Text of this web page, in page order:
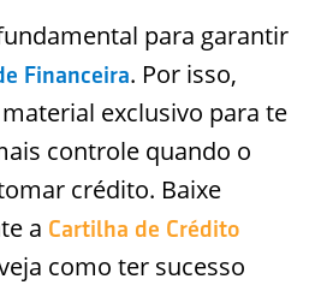
para garantir
Financeira. Por isso,
exclusivo para te
controle quando o
crédito. Baixe
a Cartilha de Crédito
como ter sucesso